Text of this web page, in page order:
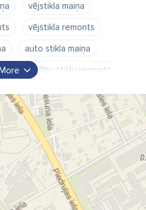
vējstikla maiņa
vējstikla remonts
auto stikla maiņa
automašīnu stiklu remonts
auto stiklu maiņa cenas
autostiklu remonts
maiņa
stiklu maiņa auto
auto stiklu serviss
auto logu maiņa